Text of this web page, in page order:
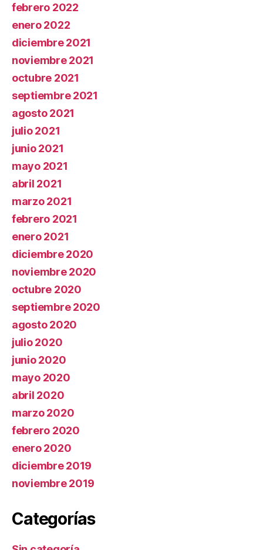
febrero 2022
enero 2022
diciembre 2021
noviembre 2021
octubre 2021
septiembre 2021
agosto 2021
julio 2021
junio 2021
mayo 2021
abril 2021
marzo 2021
febrero 2021
enero 2021
diciembre 2020
noviembre 2020
octubre 2020
septiembre 2020
agosto 2020
julio 2020
junio 2020
mayo 2020
abril 2020
marzo 2020
febrero 2020
enero 2020
diciembre 2019
noviembre 2019
Categorías